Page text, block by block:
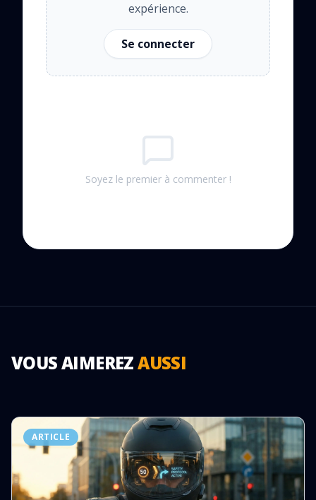
expérience.
Se connecter
Soyez le premier à commenter !
VOUS AIMEREZAUSSI
ARTICLE